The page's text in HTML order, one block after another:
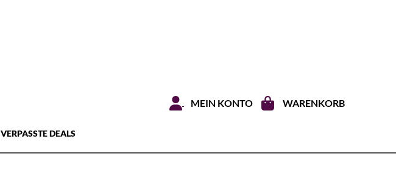
MEIN KONTO WARENKORB
VERPASSTE DEALS